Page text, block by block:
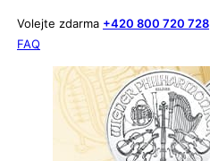
Volejte zdarma +420 800 720 728
FAQ